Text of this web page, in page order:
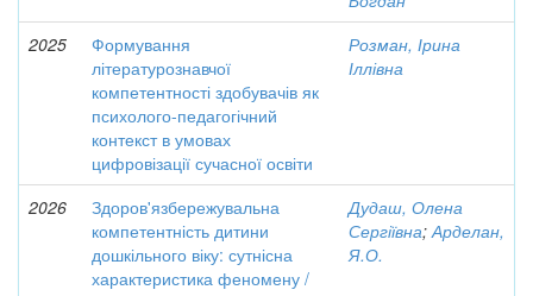
2025
Формування
літературознавчої
компетентності здобувачів як
психолого-педагогічний
контекст в умовах
цифровізації сучасної освіти
Розман, Ірина
Іллівна
2026
Здоров'язбережувальна
компетентність дитини
дошкільного віку: сутнісна
характеристика феномену /
Дудаш, Олена
Сергіївна;Арделан,
Я.О.